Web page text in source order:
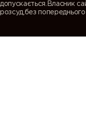
допускається.Власник
розсуд,без